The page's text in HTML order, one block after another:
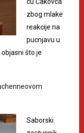
cu Čakovca
zbog mlake
reakcije na
pucnjavu u
što je
Saborski